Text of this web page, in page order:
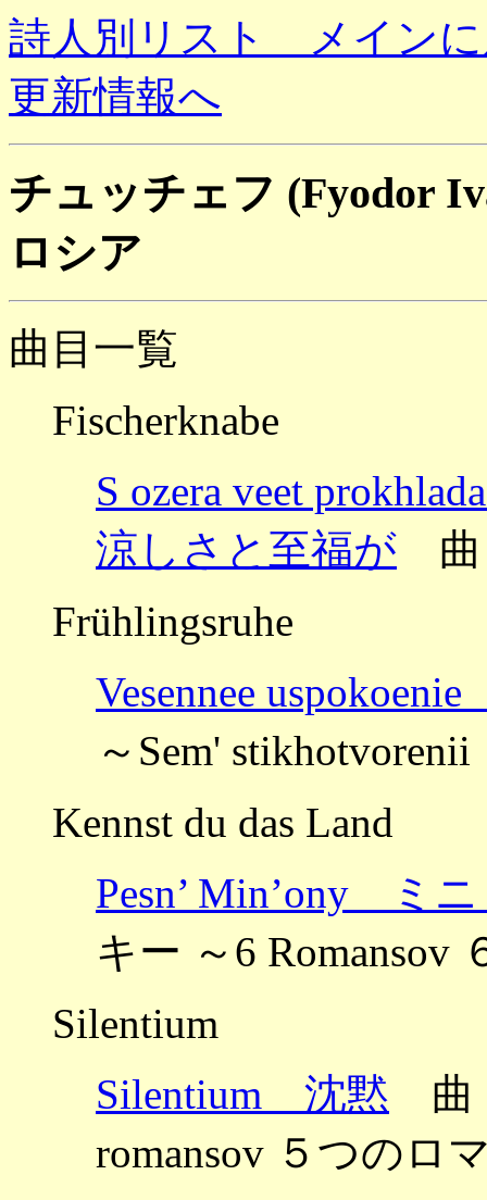
詩人別リスト メイン
更新情報へ
チュッチェフ (Fyodor
ロシア
曲目一覧
Fischerknabe
S ozera veet
涼しさと至福が 曲
Frühlingsruhe
Vesennee
～Sem'
Kennst du das Land
Pesn’ Min’ony ミ
キー ～6 Romansov
Silentium
Silentium 沈黙 曲
romansov ５つのロ